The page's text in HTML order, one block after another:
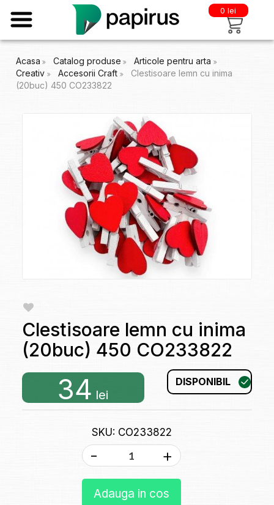
0 lei
Acasa Catalog produse
Articole pentru arta
Creativ
Accesorii Craft
Clestisoare lemn cu inima
(20buc) 450 CO233822
Clestisoare lemn cu inima
(20buc) 450 CO233822
34 lei
DISPONIBIL
SKU: CO233822
- +
Adauga in cos